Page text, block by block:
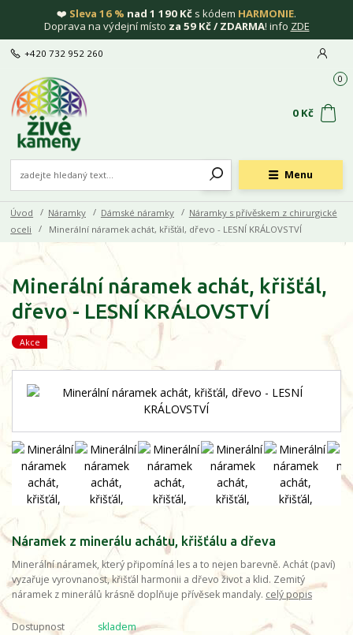
❤️ Sleva 16 % nad 1 190 Kč s kódem HARMONIE.
Doprava na výdejní místo za 59 Kč / ZDARMA! info ZDE
Menu
+420 732 952 260
0
0 Kč
Úvod Náramky Dámské náramky
Náramky s přívěskem z chirurgické
oceli
Minerální náramek achát, křišťál, dřevo - LESNÍ KRÁLOVSTVÍ
Minerální náramek achát, křišťál,
dřevo - LESNÍ KRÁLOVSTVÍ
Akce
Náramek z minerálu achátu, křišťálu a dřeva
Minerální náramek, který připomíná les a to nejen barevně. Achát (paví)
vyzařuje vyrovnanost, křišťál harmonii a dřevo život a klid. Zemitý
náramek z minerálů krásně doplňuje přívěsek mandaly. celý popis
Dostupnost
skladem